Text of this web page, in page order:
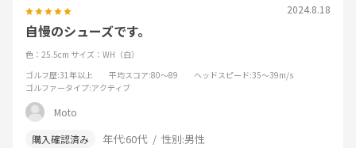
2024.8.18
自慢のシューズです。
色：25.5cm サイズ：WH（白）
ゴルフ歴:31年以上 平均スコア:80～89 ヘッドスピード:35～39m/s
ゴルファータイプ:アクティブ
Moto
年代:60代 性別:男性